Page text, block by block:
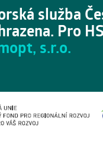
služba
Pro
s.r.o.